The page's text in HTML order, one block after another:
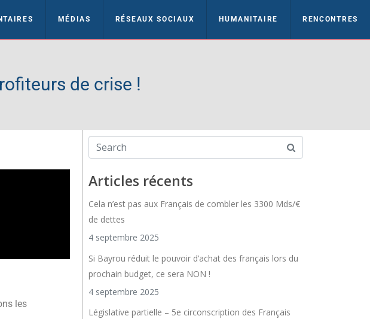
MÉDIAS RÉSEAUX SOCIAUX HUMANITAIRE RENCONTRES
de crise !
les
Articles récents
Cela n’est pas aux Français de combler les 3300 Mds/€
de dettes
4 septembre 2025
Si Bayrou réduit le pouvoir d’achat des français lors du
prochain budget, ce sera NON !
4 septembre 2025
Législative partielle – 5e circonscription des Français